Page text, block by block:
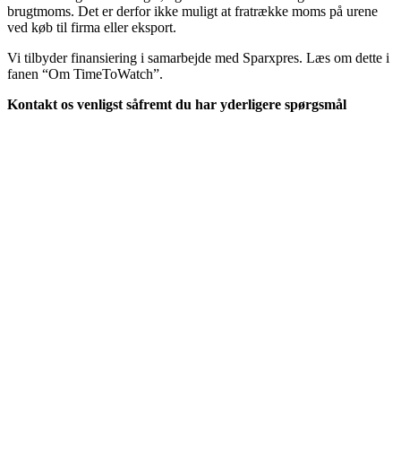
brugtmoms. Det er derfor ikke muligt at fratrække moms på urene
ved køb til firma eller eksport.
Vi tilbyder finansiering i samarbejde med Sparxpres. Læs om dette i
fanen “Om TimeToWatch”.
Kontakt os venligst såfremt du har yderligere spørgsmål